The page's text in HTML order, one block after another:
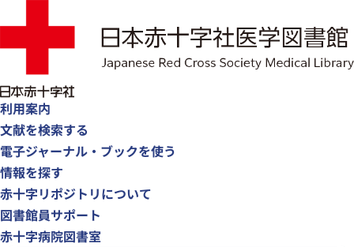
利用案内
文献を検索する
電子ジャーナル・ブックを使う
情報を探す
赤十字リポジトリについて
図書館員サポート
赤十字病院図書室